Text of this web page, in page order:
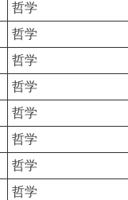
哲学
哲学
哲学
哲学
哲学
哲学
哲学
哲学